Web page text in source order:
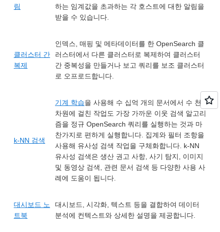
림
하는 임계값을 초과하는 각 호스트에 대한 알림을
받을 수 있습니다.
클러스터 간
복제
인덱스, 매핑 및 메타데이터를 한 OpenSearch 클
러스터에서 다른 클러스터로 복제하여 클러스터
간 중복성을 만들거나 보고 쿼리를 보조 클러스터
로 오프로드합니다.
k-NN 검색
기계 학습을 사용해 수 십억 개의 문서에서 수 천
차원에 걸친 작업도 가장 가까운 이웃 검색 알고리
즘을 정규 OpenSearch 쿼리를 실행하는 것과 마
찬가지로 편하게 실행합니다. 집계와 필터 조항을
사용해 유사성 검색 작업을 구체화합니다. k-NN
유사성 검색은 생산 권고 사항, 사기 탐지, 이미지
및 동영상 검색, 관련 문서 검색 등 다양한 사용 사
례에 도움이 됩니다.
대시보드 노
트북
대시보드, 시각화, 텍스트 등을 결합하여 데이터
분석에 컨텍스트와 상세한 설명을 제공합니다.